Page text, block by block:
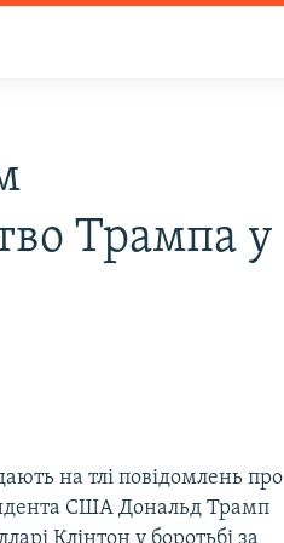
Трампа у
на тлі повідомлень про
США Дональд Трамп